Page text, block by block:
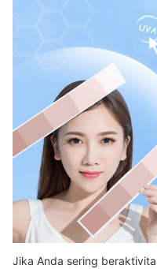
Jika Anda sering